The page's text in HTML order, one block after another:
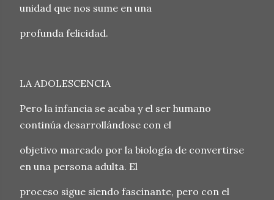
unidad que nos sume en una
profunda felicidad.
LA ADOLESCENCIA
Pero la infancia se acaba y el ser humano
continúa desarrollándose con el
objetivo marcado por la biología de convertirse
en una persona adulta. El
proceso sigue siendo fascinante, pero con el